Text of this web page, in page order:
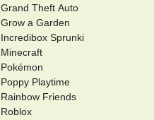
Grand Theft Auto
Grow a Garden
Incredibox Sprunki
Minecraft
Pokémon
Poppy Playtime
Rainbow Friends
Roblox